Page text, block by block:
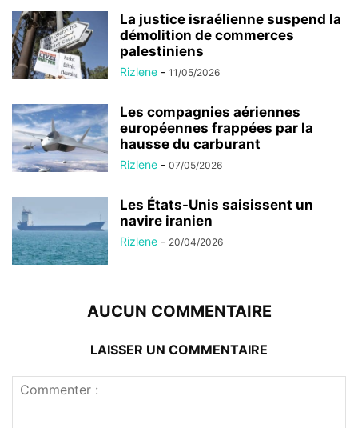
La justice israélienne suspend la
démolition de commerces
palestiniens
Rizlene - 11/05/2026
Les compagnies aériennes
européennes frappées par la
hausse du carburant
Rizlene - 07/05/2026
Les États-Unis saisissent un
navire iranien
Rizlene - 20/04/2026
AUCUN COMMENTAIRE
LAISSER UN COMMENTAIRE